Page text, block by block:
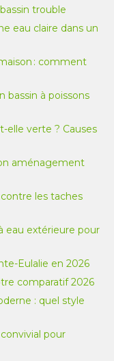
trouble
eau claire dans un
: comment
bassin à poissons
elle verte ? Causes
aménagement
les taches
eau extérieure pour
Eulalie en 2026
comparatif 2026
: quel style
pour